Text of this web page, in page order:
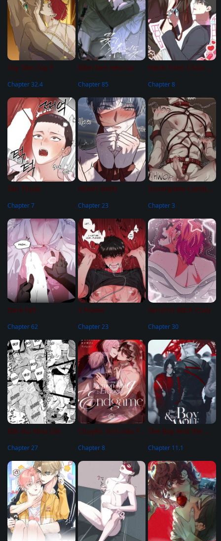
Tùy Tâm Tùy Ý
Chapter 32.4
Đầm Sen Héo Úa
Chapter 85
Hành Trình Chữa Bệnh Bám Chủ Của Cún Nhà Tôi
Chapter 8
Tàn Thuốc
Chapter 7
HEAVY RAIN
Chapter 23
Incomplete Combustion
Chapter 3
Dark Fall
Chapter 62
S Flower
Chapter 23
Yarichin Bitch Club
Chapter 30
Đời Vui Như Lồn
Chapter 27
Chuyển Sinh Vào Thế Giới Của Ma Vương Evelogia
Chapter 8
The Boy And the Wolf
Chapter 11.1